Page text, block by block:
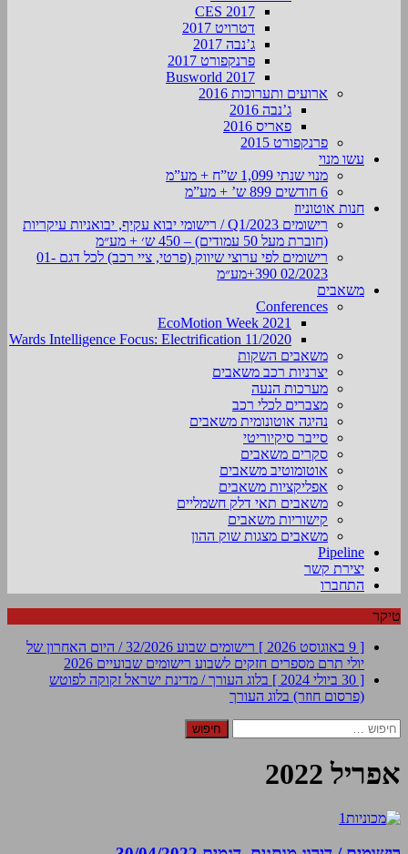
CES 2017
דטרויט 2017
ג’נבה 2017
פרנקפורט 2017
Busworld 2017
ארועים ותערוכות 2016
ג’נבה 2016
פאריס 2016
פרנקפורט 2015
עשו מנוי
מנוי שנתי 1,099 ש”ח + מע”מ
6 חודשים 899 ש’ + מע”מ
חנות אוטוניוז
רישומים Q1/2023 / רישומי יבוא עקיף, יבואניות עיקריות
(חוברת מעל 50 עמודים) – 450 ש׳ + מע״מ
רישומים לפי ערוצי שיווק (פרטי, ציי רכב) לכל דגם 01-
02/2023 390+מע״מ
משאבים
Conferences
EcoMotion Week 2021
Wards Intelligence Focus: Electrification 11/2020
משאבים השקות
יצרניות רכב משאבים
מערכות הנעה
מצברים לכלי רכב
נהיגה אוטונומית משאבים
סייבר סיקיוריטי
סקרים משאבים
אוטומוטיב משאבים
אפליקציות משאבים
משאבים תאי דלק חשמליים
קישוריות משאבים
משאבים מצגות שוק ההון
Pipeline
יצירת קשר
התחברו
טיקר
[ 9 באוגוסט 2026 ]
רישומים שבוע 32/2026 / היום האחרון של
יולי תרם מספרים חזקים לשבוע רישומים שבועיים 2026
[ 30 ביולי 2024 ]
בלוג העורך / מדינת ישראל זקוקה לפוטש
(פרסום חוזר) בלוג העורך
חיפוש:
אפריל 2022